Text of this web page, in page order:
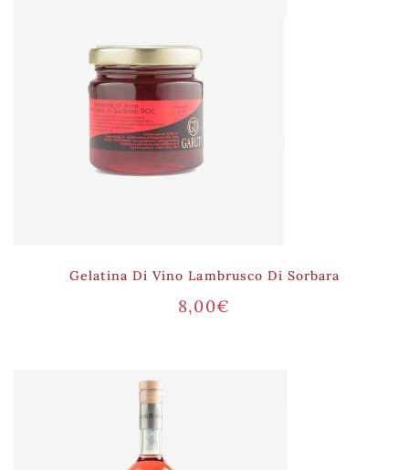
Gelatina Di Vino Lambrusco Di Sorbara
8,00€